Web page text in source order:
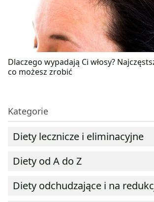
Dlaczego wypadają Ci włosy?
co możesz zrobić
Kategorie
Diety lecznicze i eliminacyjne
Diety od A do Z
Diety odchudzające i na